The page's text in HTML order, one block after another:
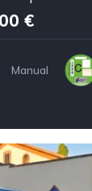
€
Manual